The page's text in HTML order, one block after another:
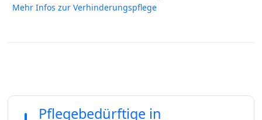
Mehr Infos zur Verhinderungspflege
Pflegebedürftige in